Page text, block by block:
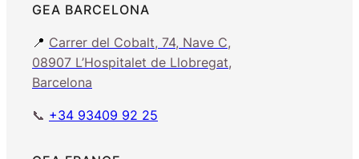
GEA BARCELONA
📍 Carrer del Cobalt, 74, Nave C,
08907 L’Hospitalet de Llobregat,
Barcelona
📞 +34 93409 92 25